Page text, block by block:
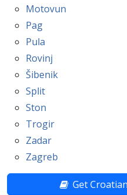
Motovun
Pag
Pula
Rovinj
Šibenik
Split
Ston
Trogir
Zadar
Zagreb
Get